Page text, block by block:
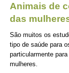
Animais de
das
São muitos os
tipo de saúde para
particularmente
mulheres.